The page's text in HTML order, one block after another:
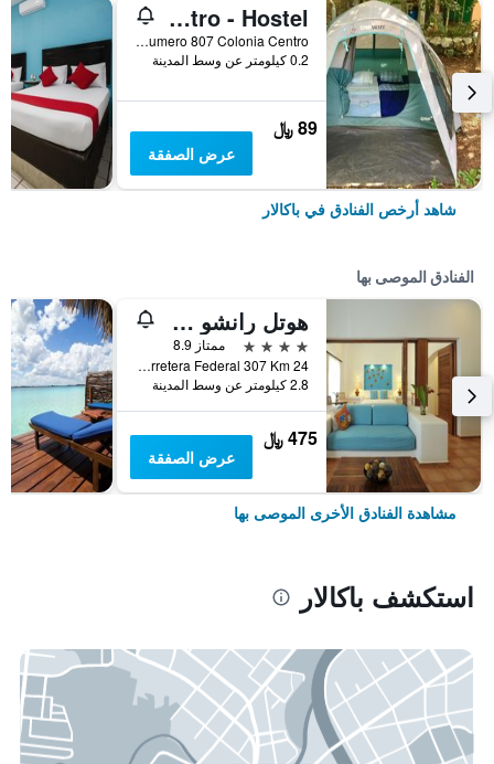
Hostal & Camping Yaxche Centro - Hostel
Avenida 9 Entre Calle 22 Y 24 Numero 807 Colonia Centro, باكالار, ولاية كينتانا رو, المكسيك
0.2 كيلومتر عن وسط المدينة
89 ﷼
عرض الصفقة
شاهد أرخص الفنادق في باكالار
الفنادق الموصى بها
هوتل رانشو في إينكانتادو
4 نجوم
ممتاز 8.9
Carretera Federal 307 Km 24, باكالار, ولاية كينتانا رو, المكسيك
2.8 كيلومتر عن وسط المدينة
475 ﷼
عرض الصفقة
مشاهدة الفنادق الأخرى الموصى بها
استكشف باكالار